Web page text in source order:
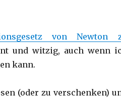
von Newton
und witzig, auch wenn
kann.
(oder zu verschenken)